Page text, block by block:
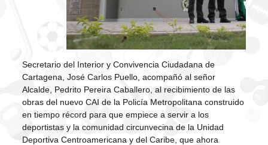
Secretario del Interior y Convivencia Ciudadana de
Cartagena, José Carlos Puello, acompañó al señor
Alcalde, Pedrito Pereira Caballero, al recibimiento de las
obras del nuevo CAI de la Policía Metropolitana construido
en tiempo récord para que empiece a servir a los
deportistas y la comunidad circunvecina de la Unidad
Deportiva Centroamericana y del Caribe, que ahora